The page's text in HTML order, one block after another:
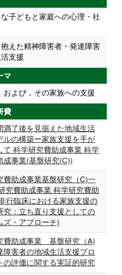
子どもと家庭への心理・社
えた精神障害者・発達障害
支援
マ
よび，その家族への支援
費
満了後を見据えた地域生活
ルの構築ー家族支援を手が
て 科学研究費助成事業 科学
成事業(基盤研究(C))
費助成事業基盤研究（C)一
究費助成事業 科学研究費助
行臨床における家族支援の
究：立ち直り支援としての
ズ・アプローチ)
費助成事業 基盤研究（A)
障害者の地域生活支援プロ
の評価に関する実証的研究